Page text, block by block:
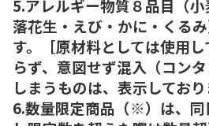
5.アレルギー物質８品目（小
落花生・えび・かに・くる
す。［原材料としては使用
らず、意図せず混入（コン
しまうものは、表示しており
6.数量限定商品（※）は、同